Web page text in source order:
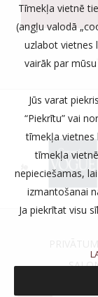
Tīmekļa vietnē
(angļu valodā
uzlabot vietnes
vairāk par
Jūs varat
“Piekrītu” vai
tīmekļa vietnes
tīmekļa
nepieciešamas,
izmantošanai
Ja piekrītat visu